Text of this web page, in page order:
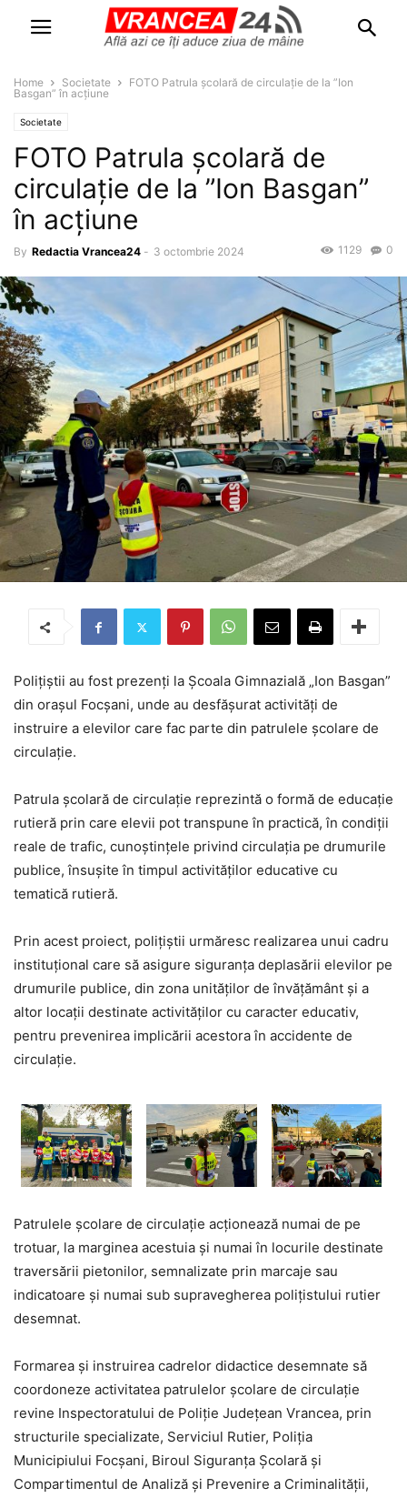
Home Societate
FOTO Patrula școlară de circulație de la ”Ion
Basgan” în acțiune
Societate
FOTO Patrula școlară de
circulație de la ”Ion Basgan”
în acțiune
By Redactia Vrancea24 - 3 octombrie 2024 0
1129
Poliţiştii au fost prezenți la Şcoala Gimnazială „Ion Basgan”
din orașul Focșani, unde au desfăşurat activităţi de
instruire a elevilor care fac parte din patrulele şcolare de
circulaţie.
Patrula şcolară de circulaţie reprezintă o formă de educaţie
rutieră prin care elevii pot transpune în practică, în condiţii
reale de trafic, cunoştinţele privind circulaţia pe drumurile
publice, însuşite în timpul activităţilor educative cu
tematică rutieră.
Prin acest proiect, poliţiştii urmăresc realizarea unui cadru
instituţional care să asigure siguranţa deplasării elevilor pe
drumurile publice, din zona unităţilor de învăţământ şi a
altor locaţii destinate activităţilor cu caracter educativ,
pentru prevenirea implicării acestora în accidente de
circulaţie.
Patrulele şcolare de circulaţie acţionează numai de pe
trotuar, la marginea acestuia şi numai în locurile destinate
traversării pietonilor, semnalizate prin marcaje sau
indicatoare şi numai sub supravegherea poliţistului rutier
desemnat.
Formarea şi instruirea cadrelor didactice desemnate să
coordoneze activitatea patrulelor şcolare de circulaţie
revine Inspectoratului de Poliţie Judeţean Vrancea, prin
structurile specializate, Serviciul Rutier, Poliţia
Municipiului Focşani, Biroul Siguranţa Şcolară și
Compartimentul de Analiză și Prevenire a Criminalității,